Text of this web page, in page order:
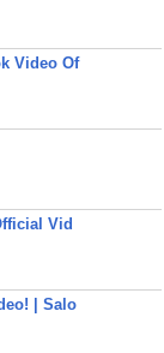
Video Of
Vid
| Salo